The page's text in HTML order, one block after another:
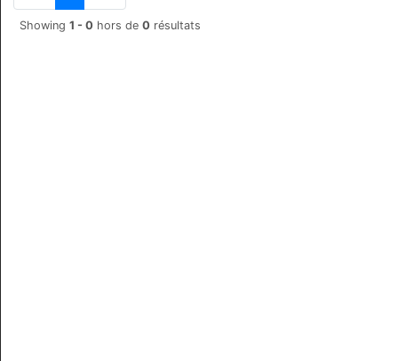
Showing 1 - 0 hors de 0 résultats